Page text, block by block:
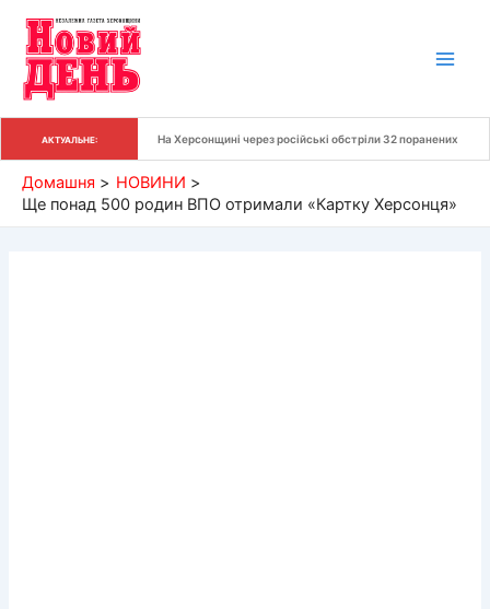
вмісту
АКТУАЛЬНЕ: На Херсонщині через російські обстріли 32 поранених
Домашня
НОВИНИ
Ще понад 500 родин ВПО отримали «Картку Херсонця»